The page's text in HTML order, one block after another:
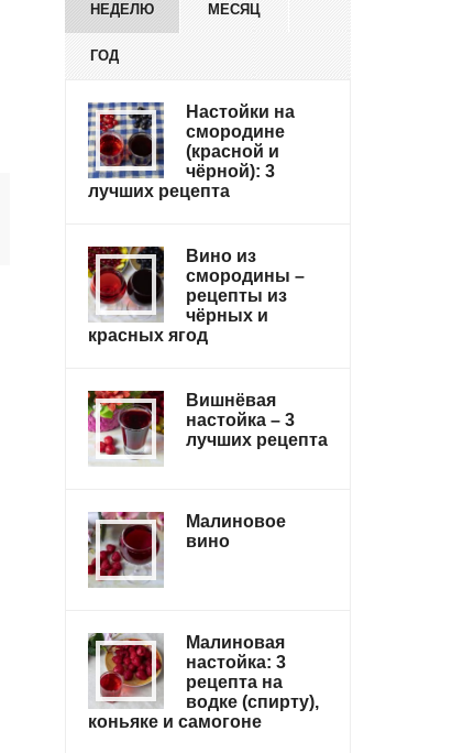
НЕДЕЛЮ МЕСЯЦ
ГОД
Настойки на
смородине
(красной и
чёрной): 3
лучших рецепта
Вино из
смородины –
рецепты из
чёрных и
красных ягод
Вишнёвая
настойка – 3
лучших рецепта
Малиновое
вино
Малиновая
настойка: 3
рецепта на
водке (спирту),
коньяке и самогоне